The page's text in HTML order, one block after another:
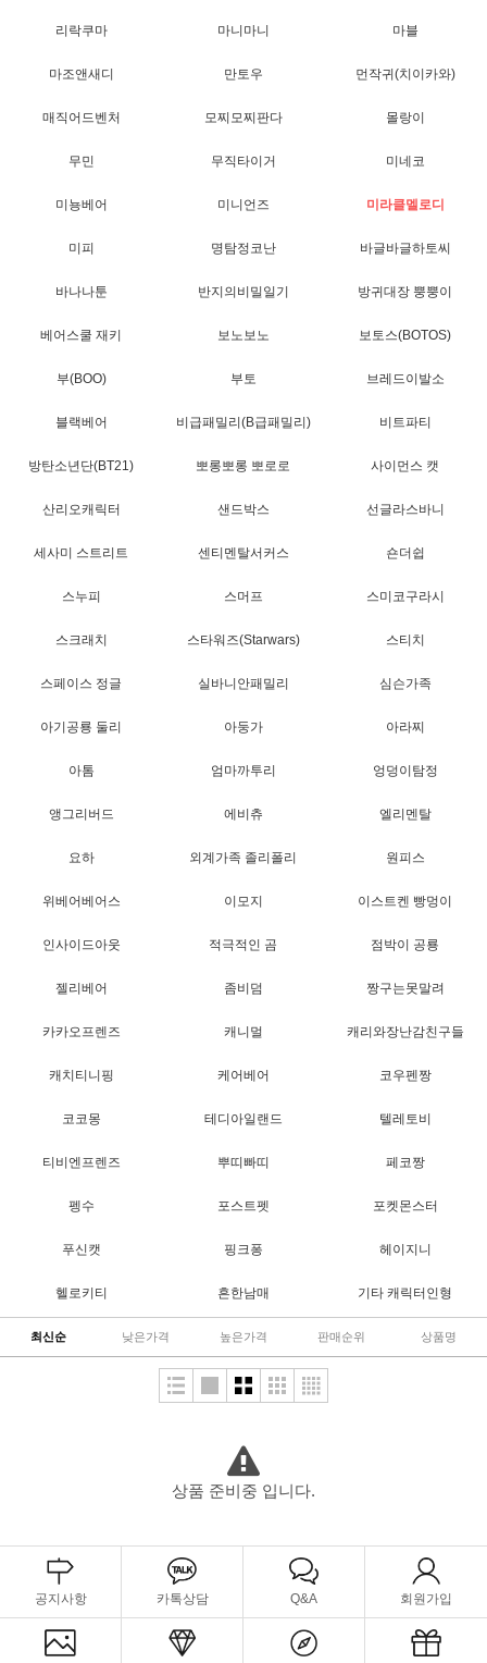
리락쿠마 마니마니 마블
마조앤새디 만토우 먼작귀(치이카와)
매직어드벤처 모찌모찌판다 몰랑이
무민 무직타이거 미네코
미뇽베어 미니언즈 미라클멜로디
미피 명탐정코난 바글바글하토씨
바나나툰 반지의비밀일기 방귀대장 뿡뿡이
베어스쿨 재키 보노보노 보토스(BOTOS)
부(BOO) 부토 브레드이발소
블랙베어 비급패밀리(B급패밀리) 비트파티
방탄소년단(BT21) 뽀롱뽀롱 뽀로로 사이먼스 캣
산리오캐릭터 샌드박스 선글라스바니
세사미 스트리트 센티멘탈서커스 숀더쉽
스누피 스머프 스미코구라시
스크래치 스타워즈(Starwars) 스티치
스페이스 정글 실바니안패밀리 심슨가족
아기공룡 둘리 아둥가 아라찌
아톰 엄마까투리 엉덩이탐정
앵그리버드 에비츄 엘리멘탈
요하 외계가족 졸리폴리 원피스
위베어베어스 이모지 이스트켄 빵멍이
인사이드아웃 적극적인 곰 점박이 공룡
젤리베어 좀비덤 짱구는못말려
카카오프렌즈 캐니멀 캐리와장난감친구들
캐치티니핑 케어베어 코우펜짱
코코몽 테디아일랜드 텔레토비
티비엔프렌즈 뿌띠빠띠 페코짱
펭수 포스트펫 포켓몬스터
푸신캣 핑크퐁 헤이지니
헬로키티 흔한남매 기타 캐릭터인형
최신순 낮은가격 높은가격 판매순위 상품명
상품 준비중 입니다.
공지사항 카톡상담 Q&A 회원가입